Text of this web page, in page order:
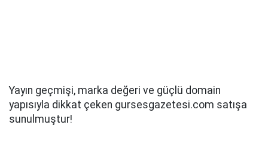
Yayın geçmişi, marka değeri ve güçlü domain
yapısıyla dikkat çeken gursesgazetesi.com satışa
sunulmuştur!